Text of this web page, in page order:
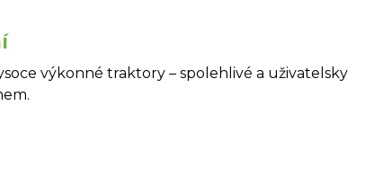
výkonné traktory – spolehlivé a uživatelsky